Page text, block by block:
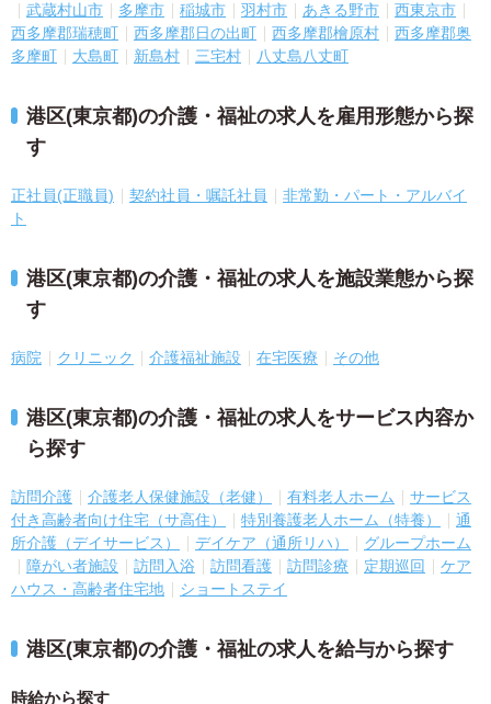
武蔵村山市
多摩市 稲城市 羽村市 あきる野市
西東京市
西多摩郡瑞穂町
西多摩郡日の出町 西多摩郡檜原村
西多摩郡奥
多摩町
大島町 新島村 三宅村 八丈島八丈町
港区(東京都)の介護・福祉の求人を雇用形態から探
す
正社員(正職員) 契約社員・嘱託社員
非常勤・パート・アルバイ
ト
港区(東京都)の介護・福祉の求人を施設業態から探
す
病院 クリニック 介護福祉施設 在宅医療 その他
港区(東京都)の介護・福祉の求人をサービス内容か
ら探す
訪問介護 介護老人保健施設（老健） 有料老人ホーム
サービス
付き高齢者向け住宅（サ高住）
特別養護老人ホーム（特養）
通
所介護（デイサービス）
デイケア（通所リハ）
グループホーム
障がい者施設
訪問入浴 訪問看護 訪問診療 定期巡回
ケア
ハウス・高齢者住宅地
ショートステイ
港区(東京都)の介護・福祉の求人を給与から探す
時給から探す